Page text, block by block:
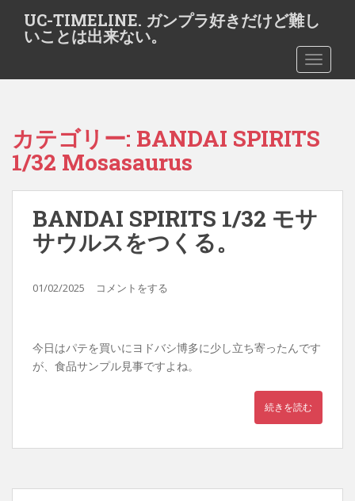
t
UC-TIMELINE. ガンプラ好きだけど難し
いことは出来ない。
カテゴリー: BANDAI SPIRITS
1/32 Mosasaurus
BANDAI SPIRITS 1/32 モサ
サウルスをつくる。
01/02/2025 コメントをする
今日はパテを買いにヨドバシ博多に少し立ち寄ったんです
が、食品サンプル見事ですよね。
続きを読む